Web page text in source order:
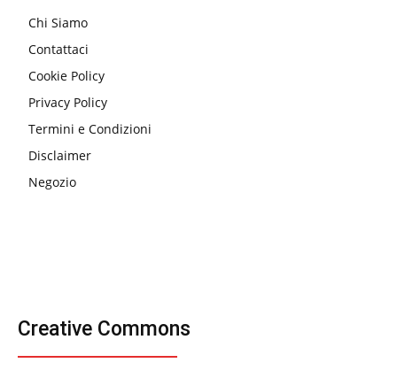
Chi Siamo
Contattaci
Cookie Policy
Privacy Policy
Termini e Condizioni
Disclaimer
Negozio
Creative Commons